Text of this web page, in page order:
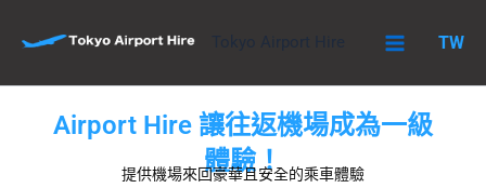
要
Tokyo Airport Hire TW
Airport Hire 讓往返機場成為一級
體驗！
提供機場來回豪華且安全的乘車體驗